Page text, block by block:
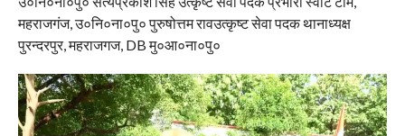
महराजगंज, उ०नि०ना०पु० पुरुषोत्तम रावउत्कृष्ट सेवा पदक थानाध्यक्ष
पुरन्दरपुर, महराजगज, DB मु०आ०ना०पु०